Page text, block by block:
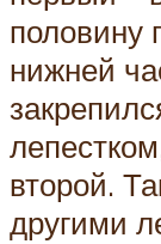
половину
нижней
второй.
другими